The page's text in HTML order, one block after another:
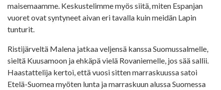
maisemaamme. Keskustelimme myös siitä, miten Espanjan
vuoret ovat syntyneet aivan eri tavalla kuin meidän Lapin
tunturit.
Ristijärveltä Malena jatkaa veljensä kanssa Suomussalmelle,
sieltä Kuusamoon ja ehkäpä vielä Rovaniemelle, jos sää sallii.
Haastattelija kertoi, että vuosi sitten marraskuussa satoi
Etelä-Suomea myöten lunta ja marraskuun alussa Suomessa